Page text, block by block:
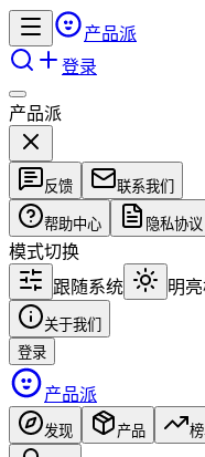
产品派
登录
产品派
反馈 联系我们
帮助中心 隐私协议
模式切换
跟随系统
明
关于我们
登录
产品派
发现 产品